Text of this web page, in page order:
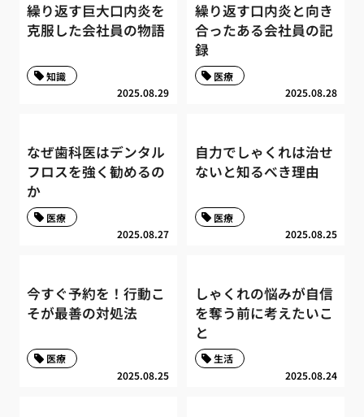
繰り返す巨大口内炎を
克服した会社員の物語
2025.08.29
知識
繰り返す口内炎と向き
合ったある会社員の記
録
2025.08.28
医療
なぜ歯科医はデンタル
フロスを強く勧めるの
か
2025.08.27
医療
自力でしゃくれは治せ
ないと知るべき理由
2025.08.25
医療
今すぐ予約を！行動こ
そが最善の対処法
2025.08.25
医療
しゃくれの悩みが自信
を奪う前に考えたいこ
と
2025.08.24
生活